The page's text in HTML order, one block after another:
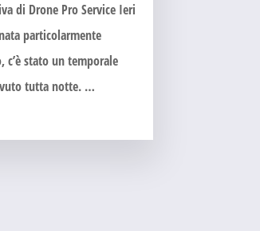
di Drone Pro Service Ieri
particolarmente
c’è stato un temporale
tutta notte. …